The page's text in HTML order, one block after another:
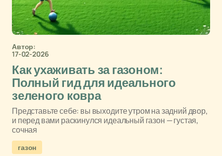
Автор:
17-02-2026
Как ухаживать за газоном:
Полный гид для идеального
зеленого ковра
Представьте себе: вы выходите утром на задний двор,
и перед вами раскинулся идеальный газон — густая,
сочная
газон